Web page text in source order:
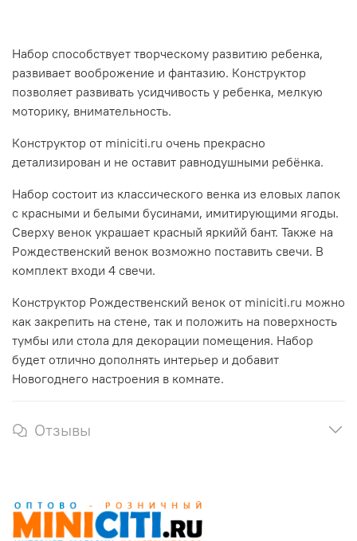
Набор способствует творческому развитию ребенка,
развивает вооброжение и фантазию. Конструктор
позволяет развивать усидчивость у ребенка, мелкую
моторику, внимательность.
Конструктор от miniciti.ru очень прекрасно
детализирован и не оставит равнодушными ребёнка.
Набор состоит из классического венка из еловых лапок
с красными и белыми бусинами, имитирующими ягоды.
Сверху венок украшает красный яркийй бант. Также на
Рождественский венок возможно поставить свечи. В
комплект входи 4 свечи.
Конструктор Рождественский венок от miniciti.ru можно
как закрепить на стене, так и положить на поверхность
тумбы или стола для декорации помещения. Набор
будет отлично дополнять интерьер и добавит
Новогоднего настроения в комнате.
Отзывы